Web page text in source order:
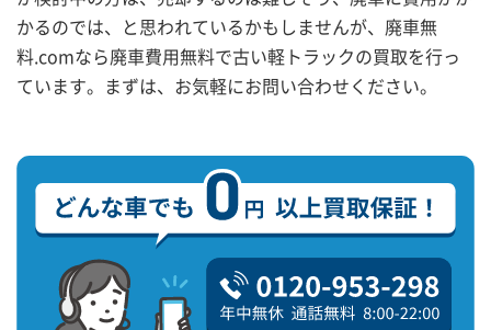
かるのでは、と思われているかもしませんが、廃車無
料.comなら廃車費用無料で古い軽トラックの買取を行っ
ています。まずは、お気軽にお問い合わせください。